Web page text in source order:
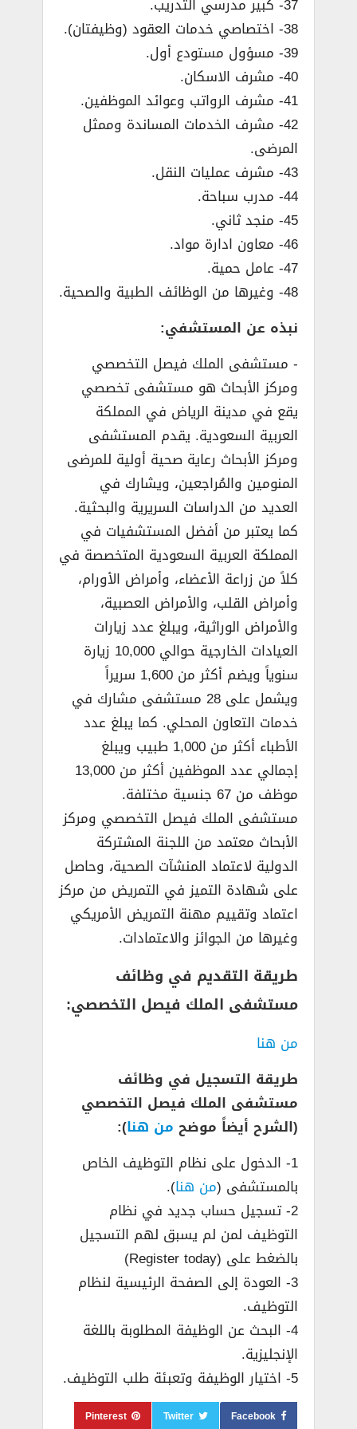
38- اختصاصي خدمات العقود (وظيفتان).
39- مسؤول مستودع أول.
40- مشرف الاسكان.
41- مشرف الرواتب وعوائد الموظفين.
42- مشرف الخدمات المساندة وممثل
المرضى.
43- مشرف عمليات النقل.
44- مدرب سباحة.
45- منجد ثاني.
46- معاون ادارة مواد.
47- عامل حمية.
48- وغيرها من الوظائف الطبية والصحية.
نبذه عن المستشفي:
­- مستشفى الملك فيصل التخصصي
ومركز الأبحاث هو مستشفى تخصصي
يقع في مدينة الرياض في المملكة
العربية السعودية. يقدم المستشفى
ومركز الأبحاث رعاية صحية أولية للمرضى
المنومين والمُراجعين، ويشارك في
العديد من الدراسات السريرية والبحثية.
كما يعتبر من أفضل المستشفيات في
المملكة العربية السعودية المتخصصة في
كلاً من زراعة الأعضاء، وأمراض الأورام،
وأمراض القلب، والأمراض العصبية،
والأمراض الوراثية، ويبلغ عدد زيارات
العيادات الخارجية حوالي 10,000 زيارة
سنوياً ويضم أكثر من 1,600 سريراً
ويشمل على 28 مستشفى مشارك في
خدمات التعاون المحلي. كما يبلغ عدد
الأطباء أكثر من 1,000 طبيب ويبلغ
إجمالي عدد الموظفين أكثر من 13,000
موظف من 67 جنسية مختلفة.
مستشفى الملك فيصل التخصصي ومركز
الأبحاث معتمد من اللجنة المشتركة
الدولية لاعتماد المنشآت الصحية، وحاصل
على شهادة التميز في التمريض من مركز
اعتماد وتقييم مهنة التمريض الأمريكي
وغيرها من الجوائز والاعتمادات.
طريقة التقديم في وظائف
مستشفى الملك فيصل التخصصي:
من هنا
طريقة التسجيل في وظائف
مستشفى الملك فيصل التخصصي
(الشرح أيضاً موضح من هنا):
1- الدخول على نظام التوظيف الخاص
بالمستشفى (من هنا).
2- تسجيل حساب جديد في نظام
التوظيف لمن لم يسبق لهم التسجيل
بالضغط على (Register today)
3- العودة إلى الصفحة الرئيسية لنظام
التوظيف.
4- البحث عن الوظيفة المطلوبة باللغة
الإنجليزية.
5- اختيار الوظيفة وتعبئة طلب التوظيف.
Facebook
Twitter
Pinterest